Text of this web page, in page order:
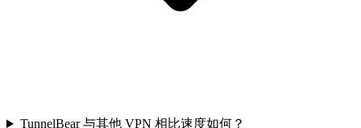
TunnelBear 与其他 VPN 相比速度如何？